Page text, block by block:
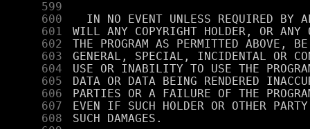
    599
    600
    601
    602
    603
    604
    605
    606
    607
    608